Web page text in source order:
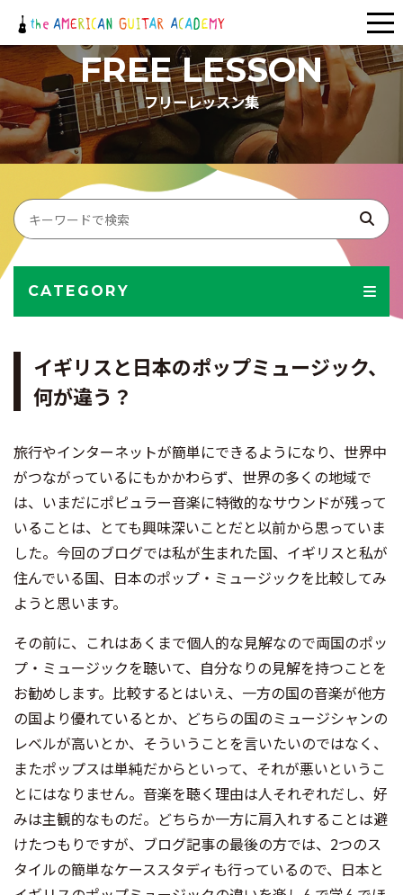
FREE LESSON
フリーレッスン集
CATEGORY
イギリスと日本のポップミュージック、
何が違う？
旅行やインターネットが簡単にできるようになり、世界中
がつながっているにもかかわらず、世界の多くの地域で
は、いまだにポピュラー音楽に特徴的なサウンドが残って
いることは、とても興味深いことだと以前から思っていま
した。今回のブログでは私が生まれた国、イギリスと私が
住んでいる国、日本のポップ・ミュージックを比較してみ
ようと思います。
その前に、これはあくまで個人的な見解なので両国のポッ
プ・ミュージックを聴いて、自分なりの見解を持つことを
お勧めします。比較するとはいえ、一方の国の音楽が他方
の国より優れているとか、どちらの国のミュージシャンの
レベルが高いとか、そういうことを言いたいのではなく、
またポップスは単純だからといって、それが悪いというこ
とにはなりません。音楽を聴く理由は人それぞれだし、好
みは主観的なものだ。どちらか一方に肩入れすることは避
けたつもりですが、ブログ記事の最後の方では、2つのス
タイルの簡単なケーススタディも行っているので、日本と
メ
ニ
ュ
ー